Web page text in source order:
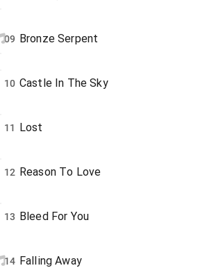
09 Bronze Serpent
10 Castle In The Sky
11 Lost
12 Reason To Love
13 Bleed For You
14 Falling Away